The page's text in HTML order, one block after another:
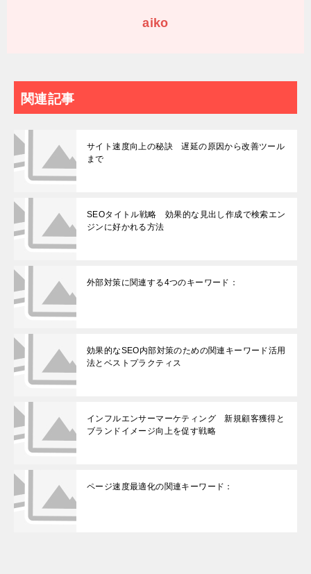
aiko
関連記事
サイト速度向上の秘訣 遅延の原因から改善ツール
まで
SEOタイトル戦略 効果的な見出し作成で検索エン
ジンに好かれる方法
外部対策に関連する4つのキーワード：
効果的なSEO内部対策のための関連キーワード活用
法とベストプラクティス
インフルエンサーマーケティング 新規顧客獲得と
ブランドイメージ向上を促す戦略
ページ速度最適化の関連キーワード：